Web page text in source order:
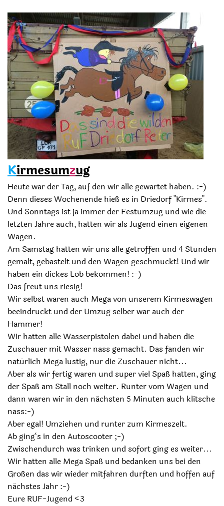
Kirmesumzug
Heute war der Tag, auf den wir alle gewartet haben. :-)
Denn dieses Wochenende hieß es in Driedorf "Kirmes".
Und Sonntags ist ja immer der Festumzug und wie die
letzten Jahre auch, hatten wir als Jugend einen eigenen
Wagen.
Am Samstag hatten wir uns alle getroffen und 4 Stunden
gemalt, gebastelt und den Wagen geschmückt! Und wir
haben ein dickes Lob bekommen! :-)
Das freut uns riesig!
Wir selbst waren auch Mega von unserem Kirmeswagen
beeindruckt und der Umzug selber war auch der
Hammer!
Wir hatten alle Wasserpistolen dabei und haben die
Zuschauer mit Wasser nass gemacht. Das fanden wir
natürlich Mega lustig, nur die Zuschauer nicht...
Aber als wir fertig waren und super viel Spaß hatten, ging
der Spaß am Stall noch weiter. Runter vom Wagen und
dann waren wir in den nächsten 5 Minuten auch klitsche
nass:-)
Aber egal! Umziehen und runter zum Kirmeszelt.
Ab ging‘s in den Autoscooter ;-)
Zwischendurch was trinken und sofort ging es weiter...
Wir hatten alle Mega Spaß und bedanken uns bei den
Großen das wir wieder mitfahren durften und hoffen auf
nächstes Jahr :-)
Eure RUF-Jugend <3